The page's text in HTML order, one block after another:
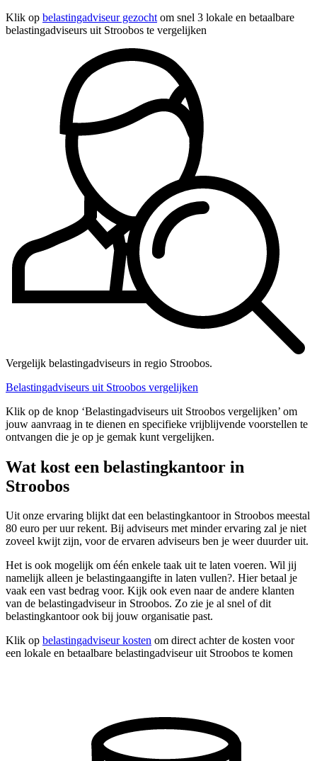
Klik op belastingadviseur gezocht om snel 3 lokale en betaalbare
belastingadviseurs uit Stroobos te vergelijken
Vergelijk belastingadviseurs in regio Stroobos.
Belastingadviseurs uit Stroobos vergelijken
Klik op de knop ‘Belastingadviseurs uit Stroobos vergelijken’ om
jouw aanvraag in te dienen en specifieke vrijblijvende voorstellen te
ontvangen die je op je gemak kunt vergelijken.
Wat kost een belastingkantoor in
Stroobos
Uit onze ervaring blijkt dat een belastingkantoor in Stroobos meestal
80 euro per uur rekent. Bij adviseurs met minder ervaring zal je niet
zoveel kwijt zijn, voor de ervaren adviseurs ben je weer duurder uit.
Het is ook mogelijk om één enkele taak uit te laten voeren. Wil jij
namelijk alleen je belastingaangifte in laten vullen?. Hier betaal je
vaak een vast bedrag voor. Kijk ook even naar de andere klanten
van de belastingadviseur in Stroobos. Zo zie je al snel of dit
belastingkantoor ook bij jouw organisatie past.
Klik op belastingadviseur kosten om direct achter de kosten voor
een lokale en betaalbare belastingadviseur uit Stroobos te komen